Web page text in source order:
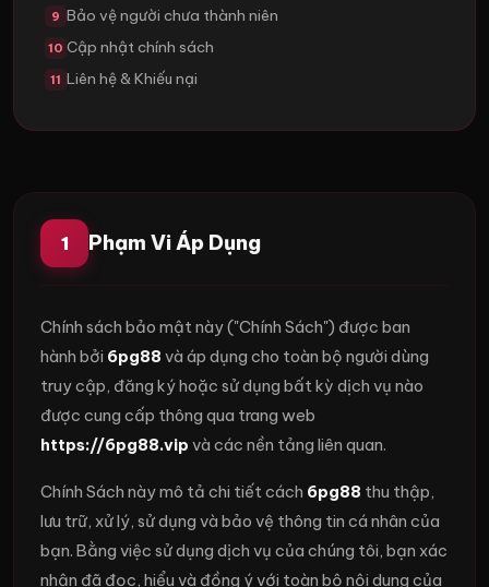
9 Bảo vệ người chưa thành niên
10 Cập nhật chính sách
11 Liên hệ & Khiếu nại
1 Phạm Vi Áp Dụng
Chính sách bảo mật này ("Chính Sách") được ban
hành bởi 6pg88 và áp dụng cho toàn bộ người dùng
truy cập, đăng ký hoặc sử dụng bất kỳ dịch vụ nào
được cung cấp thông qua trang web
https://6pg88.vip và các nền tảng liên quan.
Chính Sách này mô tả chi tiết cách 6pg88 thu thập,
lưu trữ, xử lý, sử dụng và bảo vệ thông tin cá nhân của
bạn. Bằng việc sử dụng dịch vụ của chúng tôi, bạn xác
nhận đã đọc, hiểu và đồng ý với toàn bộ nội dung của